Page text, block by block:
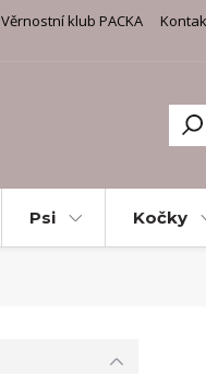
Věrnostní klub PACKA
Psi Kočky